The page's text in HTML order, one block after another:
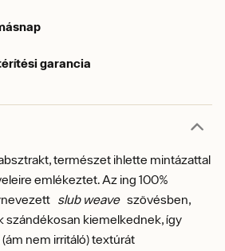
garancia
természet ihlette mintázattal
emlékeztet. Az ing 100%
slub weaveszövésben,
szándékosan kiemelkednek, így
nem irritáló) textúrát